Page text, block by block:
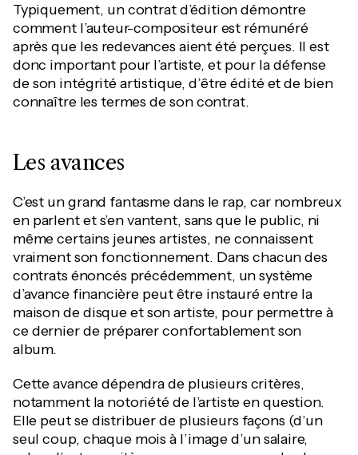
Typiquement, un contrat d’édition démontre
comment l’auteur-compositeur est rémunéré
après que les redevances aient été perçues. Il est
donc important pour l’artiste, et pour la défense
de son intégrité artistique, d’être édité et de bien
connaître les termes de son contrat.
Les avances
C’est un grand fantasme dans le rap, car nombreux
en parlent et s’en vantent, sans que le public, ni
même certains jeunes artistes, ne connaissent
vraiment son fonctionnement. Dans chacun des
contrats énoncés précédemment, un système
d’avance financière peut être instauré entre la
maison de disque et son artiste, pour permettre à
ce dernier de préparer confortablement son
album.
Cette avance dépendra de plusieurs critères,
notamment la notoriété de l’artiste en question.
Elle peut se distribuer de plusieurs façons (d’un
seul coup, chaque mois à l’image d’un salaire,